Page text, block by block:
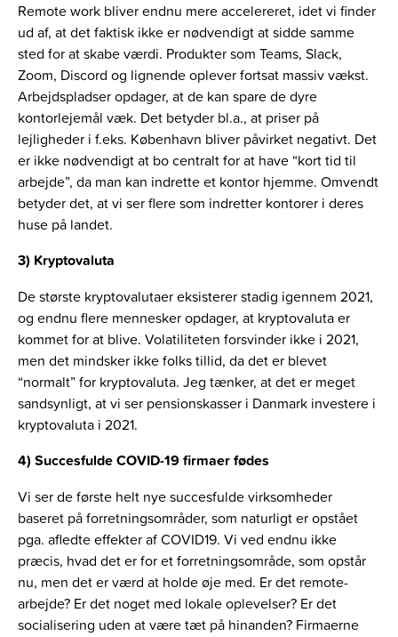
Remote work bliver endnu mere accelereret, idet vi finder
ud af, at det faktisk ikke er nødvendigt at sidde samme
sted for at skabe værdi. Produkter som Teams, Slack,
Zoom, Discord og lignende oplever fortsat massiv vækst.
Arbejdspladser opdager, at de kan spare de dyre
kontorlejemål væk. Det betyder bl.a., at priser på
lejligheder i f.eks. København bliver påvirket negativt. Det
er ikke nødvendigt at bo centralt for at have “kort tid til
arbejde”, da man kan indrette et kontor hjemme. Omvendt
betyder det, at vi ser flere som indretter kontorer i deres
huse på landet.
3) Kryptovaluta
De største kryptovalutaer eksisterer stadig igennem 2021,
og endnu flere mennesker opdager, at kryptovaluta er
kommet for at blive. Volatiliteten forsvinder ikke i 2021,
men det mindsker ikke folks tillid, da det er blevet
“normalt” for kryptovaluta. Jeg tænker, at det er meget
sandsynligt, at vi ser pensionskasser i Danmark investere i
kryptovaluta i 2021.
4) Succesfulde COVID-19 firmaer fødes
Vi ser de første helt nye succesfulde virksomheder
baseret på forretningsområder, som naturligt er opstået
pga. afledte effekter af COVID19. Vi ved endnu ikke
præcis, hvad det er for et forretningsområde, som opstår
nu, men det er værd at holde øje med. Er det remote-
arbejde? Er det noget med lokale oplevelser? Er det
socialisering uden at være tæt på hinanden? Firmaerne